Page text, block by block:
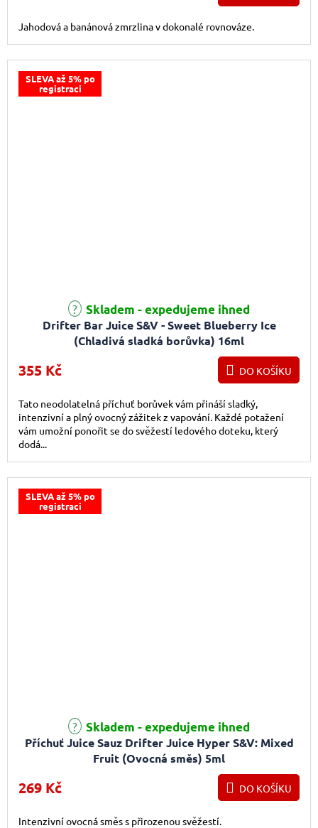
Jahodová a banánová zmrzlina v dokonalé rovnováze.
SLEVA až 5% po
registraci
Drifter Bar Juice S&V - Sweet Blueberry Ice
(Chladivá sladká borůvka) 16ml
Skladem - expedujeme ihned
355 Kč DO KOŠÍKU
Tato neodolatelná příchuť borůvek vám přináší sladký,
intenzivní a plný ovocný zážitek z vapování. Každé potažení
vám umožní ponořit se do svěžestí ledového doteku, který
dodá...
SLEVA až 5% po
registraci
Příchuť Juice Sauz Drifter Juice Hyper S&V: Mixed
Fruit (Ovocná směs) 5ml
Skladem - expedujeme ihned
269 Kč DO KOŠÍKU
Intenzivní ovocná směs s přirozenou svěžestí.